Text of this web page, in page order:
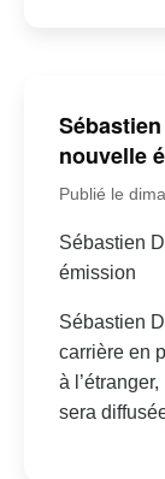
nouvelle
Publié le
Sébastien
émission
Sébastien
carrière en
à
sera